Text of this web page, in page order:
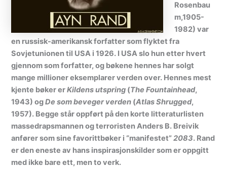
Rosenbau
m,1905-
1982) var
en russisk-amerikansk forfatter som flyktet fra
Sovjetunionen til USA i 1926. I USA slo hun etter hvert
gjennom som forfatter, og bøkene hennes har solgt
mange millioner eksemplarer verden over. Hennes mest
kjente bøker erKildens utspring (The Fountainhead,
1943) ogDe som beveger verden (Atlas Shrugged,
1957). Begge står oppført på den korte litteraturlisten
massedrapsmannen og terroristen Anders B. Breivik
anfører som sine favorittbøker i “manifestet”2083. Rand
er den eneste av hans inspirasjonskilder som er oppgitt
med ikke bare ett, men to verk.